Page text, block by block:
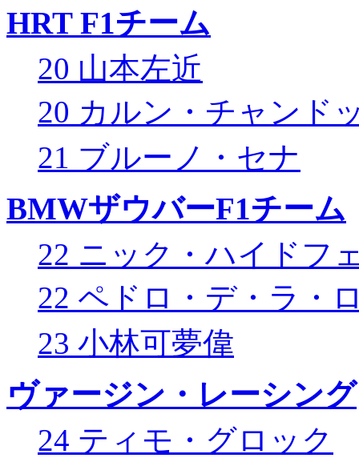
HRT F1チーム
20 山本左近
20 カルン・チャンド
21 ブルーノ・セナ
BMWザウバーF1チーム
22 ニック・ハイドフ
22 ペドロ・デ・ラ・
23 小林可夢偉
ヴァージン・レーシング
24 ティモ・グロック